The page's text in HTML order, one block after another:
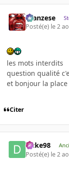
ilcanzese
Posté(e) le 2
les mots interdits
question qualité
et bonjour la
Citer
Duke98
Posté(e) le 2